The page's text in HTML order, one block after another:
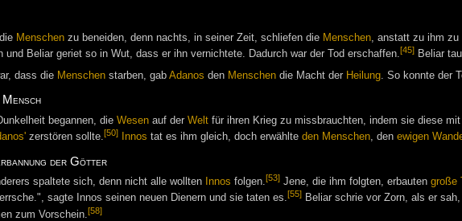
Menschenzu beneiden, denn nachts, in seiner Zeit, schliefen die Menschen, anstatt zu ihm zu
und Beliar geriet so in Wut, dass er ihn vernichtete. Dadurch war der Tod erschaffen.[45]Beliar
dass die Menschenstarben, gab Adanos den Menschendie Macht der Heilung. So konnte der
begannen, die Wesenauf der Weltfür ihren Krieg zu missbrauchten, indem sie diese mit
zerstören sollte.[50] Innos tat es ihm gleich, doch erwählte den Menschen, den ewigen
der Götter
spaltete sich, denn nicht alle wollten Innos folgen.[53]Jene, die ihm folgten, erbauten große
sagte Innos seinen neuen Dienern und sie taten es.[55]Beliar schrie vor Zorn, als er
zum Vorschein. [58]